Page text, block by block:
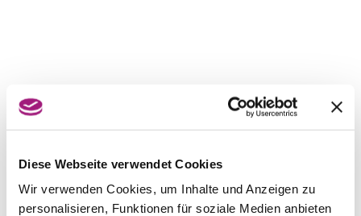
Diese Webseite verwendet Cookies
Wir verwenden Cookies, um Inhalte und Anzeigen zu
personalisieren, Funktionen für soziale Medien anbieten